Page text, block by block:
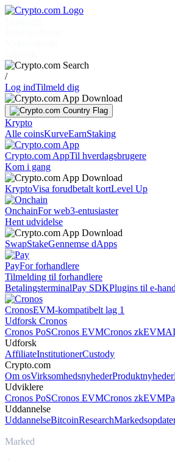
/
Log indTilmeld dig
Krypto
Alle coinsKurveEarnStaking
Crypto.com AppTil hverdagsbrugere
Kom i gang
KryptoVisa forudbetalt kortLevel Up
OnchainFor web3-entusiaster
Hent udvidelse
SwapStakeGennemse dApps
PayFor forhandlere
Tilmelding til forhandlere
BetalingsterminalPay SDKPlugins til e-
CronosEVM-kompatibelt lag 1
Udforsk Cronos
Cronos PoSCronos EVMCronos zkEVM
Udforsk
AffiliateInstitutionerCustody
Crypto.com
Om osVirksomhedsnyhederProduktnyheder
Udviklere
Cronos PoSCronos EVMCronos zkEVM
Uddannelse
UddannelseBitcoinResearch
Marked